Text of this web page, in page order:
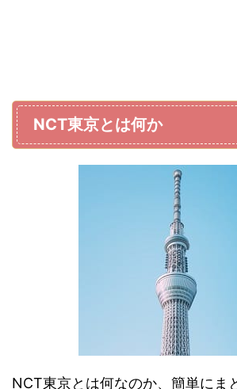
NCT東京とは何か
NCT東京とは何なのか、簡単にま